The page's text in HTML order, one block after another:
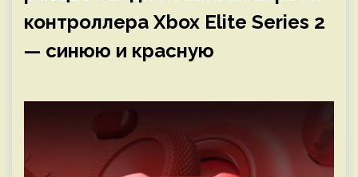
контроллера Xbox Elite Series 2
— синюю и красную